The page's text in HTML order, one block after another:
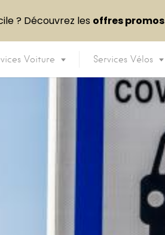
Voiture Services Vélos
? Découvrez les offres promos